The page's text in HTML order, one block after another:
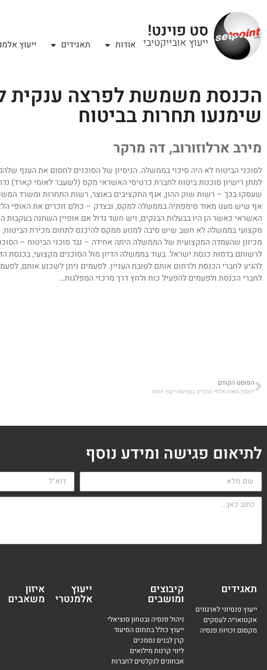
סט פוינט!
ייעוץ אובייקטיבי אודות תאגידים ייעוץ
הכנסת משמשת לפרצה ענקית
שימנעו תחרות בביטוח
מירב ארלוזורוב, דה מרקר
לסוכני הביטוח לא היה סיכוי בממשלה. הניסיון של הסוכנים לחסום את הענף
למתן רישיון סוכנות ביטוח לחברת כרטיסי האשראי מקס (לשעבר לאומי קארד)
שעסקו בכך – רשות שוק ההון, אגף התקציבים באוצר, רשות התחרות ומשרד
אף שיש מעט מאוד סימפתיה בממשלה למקס, ובצדק – כולם זוכרים את האופי
האשראי כאשר הן היו בבעלות הבנקים, ויש חשד גדול אם אופיין השתנה בעקבות
מקצועי בממשלה לא חשב שיש סיבה למנוע ממקס להיכנס לתחום מכירת
מכיוון שהעמדה המקצועית של הממשלה היתה אחידה – נגד סוכני הביטוח –
לרשותם בדמות כנסת ישראל. בעוד בממשלה הדיון מול הסוכנים מקצועי, בכנסת
להגיע לחברי הכנסת ולרתום אותם לטובת העניין. לפעמים ניתן לשכנע אותם,
לחברי הכנסת ולפעמים להפעיל כוח ולחץ דרך מרכזי המפלגות…
הפוסט הקודם
לחסוך מאות אלפי שקלים בפגישת ייעוץ אחת!
לתיאום פגישה ומידע נוסף
תאגידים
ייעוץ פנסיוני לארגונים
אקטואריה לעסקים
מקסום זכויות פנסיה
קיבוצים
ומושבים
ניהול פנסיה ובטחון סוציאלי
ייעוץ כולל בתחום הסיעוד
קרן לבנים נסמכים
ליווי קרנות מילואים
אבחונים לנקלטים לחברות
ייעוץ
אלמנטרי
איזון
משאבים